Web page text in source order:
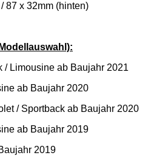
87 x 32mm (hinten)
/ Limousine ab Baujahr 2021
ab Baujahr 2020
/ Sportback ab Baujahr 2020
ab Baujahr 2019
2019